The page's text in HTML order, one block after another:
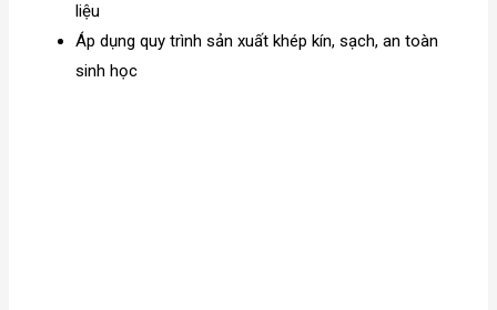
liệu
Áp dụng quy trình sản xuất khép kín, sạch, an toàn
sinh học